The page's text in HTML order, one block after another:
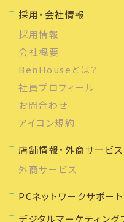
採用・会社情報
採用情報
会社概要
BenHouseとは？
社員プロフィール
お問合わせ
アイコン規約
店舗情報・外商サービス
外商サービス
PCネットワークサポー
デジタルマーケティング